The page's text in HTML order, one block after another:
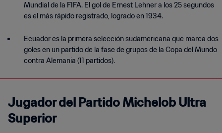
Mundial de la FIFA. El gol de Ernest Lehner a los 25 segundos
es el más rápido registrado, logrado en 1934.
Ecuador es la primera selección sudamericana que marca dos
goles en un partido de la fase de grupos de la Copa del Mundo
contra Alemania (11 partidos).
Jugador del Partido Michelob Ultra
Superior